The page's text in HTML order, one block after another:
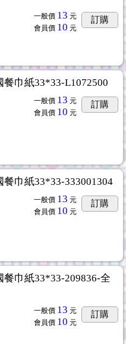
一般價 13 元
會員價 10 元
訂購
餐巾紙33*33-L1072500
一般價 13 元
會員價 10 元
訂購
餐巾紙33*33-333001304
一般價 13 元
會員價 10 元
訂購
餐巾紙33*33-209836-全
一般價 13 元
會員價 10 元
訂購